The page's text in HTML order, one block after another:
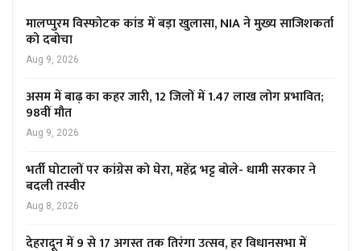
मालप्पुरम विस्फोटक कांड में बड़ा खुलासा, NIA ने मुख्य साजिशकर्ता
को दबोचा
Aug 9, 2026
असम में बाढ़ का कहर जारी, 12 जिलों में 1.47 लाख लोग प्रभावित;
98वीं मौत
Aug 9, 2026
भर्ती घोटालों पर कांग्रेस को घेरा, महेंद्र भट्ट बोले- धामी सरकार ने
बदली तस्वीर
Aug 8, 2026
देहरादून में 9 से 17 अगस्त तक तिरंगा उत्सव, हर विधानसभा में